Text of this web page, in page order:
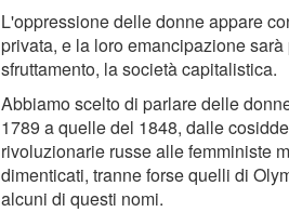
L'oppressione delle donne appare
privata, e la loro emancipazione
sfruttamento, la società capitalistica.
Abbiamo scelto di parlare delle
1789 a quelle del 1848, dalle
rivoluzionarie russe alle femministe
dimenticati, tranne forse quelli di
alcuni di questi nomi.